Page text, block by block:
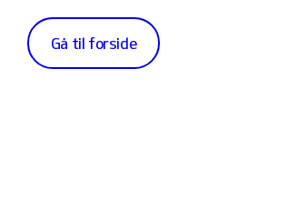
Gå til forside